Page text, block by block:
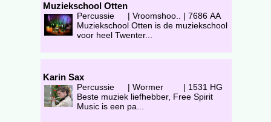
Muziekschool Otten
Percussie | Vroomshoo.. | 7686 AA
Muziekschool Otten is de muziekschool
voor heel Twenter...
Karin Sax
Percussie | Wormer | 1531 HG
Beste muziek liefhebber, Free Spirit
Music is een pa...